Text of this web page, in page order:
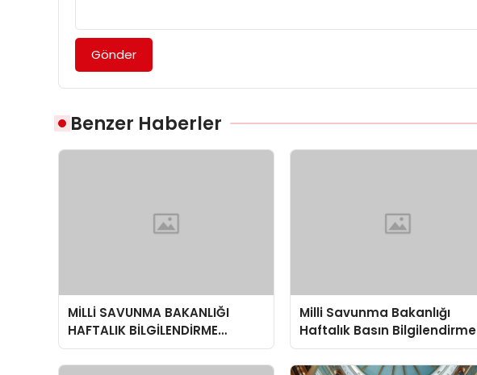
Gönder
Benzer Haberler
MİLLİ SAVUNMA BAKANLIĞI
HAFTALIK BİLGİLENDİRME
TOPLANTISI
Milli Savunma Bakanlığı
Haftalık Basın Bilgilendirme
Toplantısında
Değerlendirmeler